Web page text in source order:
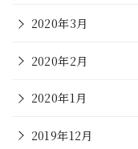
2020年3月
2020年2月
2020年1月
2019年12月